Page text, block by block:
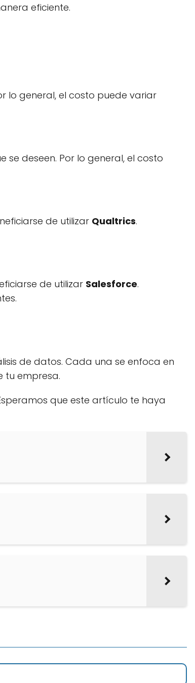
eficiente.
lo general, el costo puede variar
deseen. Por lo general, el costo
de utilizar Qualtrics.
de utilizar Salesforce.
de datos. Cada una se enfoca en
tu empresa.
que este artículo te haya